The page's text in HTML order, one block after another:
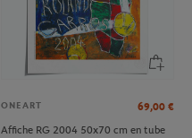
ONEART 69,00 €
Affiche RG 2004 50x70 cm en tube